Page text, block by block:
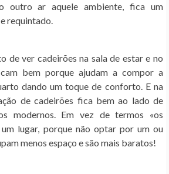
outro ar aquele ambiente, fica um
requintado.
de ver cadeirões na sala de estar e no
bem porque ajudam a compor a
dando um toque de conforto. E na
de cadeirões fica bem ao lado de
modernos. Em vez de termos «os
lugar, porque não optar por um ou
menos espaço e são mais baratos!